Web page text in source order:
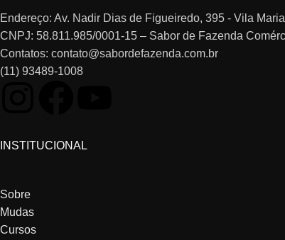
Endereço: Av. Nadir Dias de Figueiredo, 395 - Vila
CNPJ: 58.811.985/0001-15 – Sabor de Fazenda
Contatos: contato@sabordefazenda.com.br
(11) 93489-1008
INSTITUCIONAL
Sobre
Mudas
Cursos